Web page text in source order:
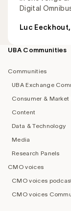
Digital
Luc
Footer
UBA Communities
Communities
UBA Exchange
Consumer & Market
Content
Data & Technology
Media
Research Panels
CMO voices
CMO voices
CMO voices